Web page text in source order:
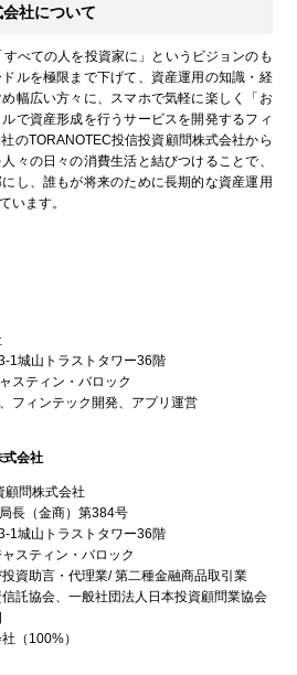
会社について
べての人を投資家に」というビジョンのも
ルを極限まで下げて、資産運用の知識・経
幅広い方々に、スマホで気軽に楽しく「お
で資産形成を行うサービスを開発するフィ
のTORANOTEC投信投資顧問株式会社から
々の日々の消費生活と結びつけることで、
し、誰もが将来のために長期的な資産運用
います。
1城山トラストタワー36階
スティン・バロック
フィンテック開発、アプリ運営
式会社
顧問株式会社
長（金商）第384号
1城山トラストタワー36階
スティン・バロック
資助言・代理業/ 第二種金融商品取引業
託協会、一般社団法人日本投資顧問業協会
（100%）